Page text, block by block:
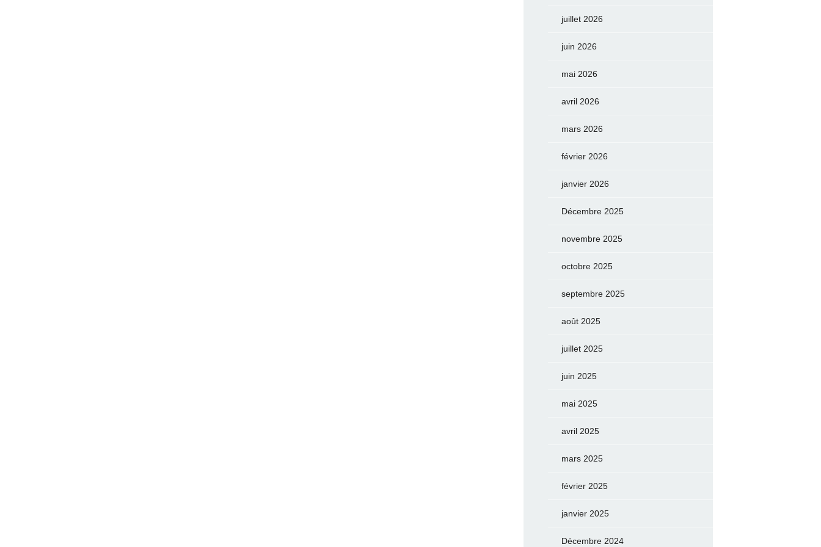
juillet 2026
juin 2026
mai 2026
avril 2026
mars 2026
février 2026
janvier 2026
Décembre 2025
novembre 2025
octobre 2025
septembre 2025
août 2025
juillet 2025
juin 2025
mai 2025
avril 2025
mars 2025
février 2025
janvier 2025
Décembre 2024